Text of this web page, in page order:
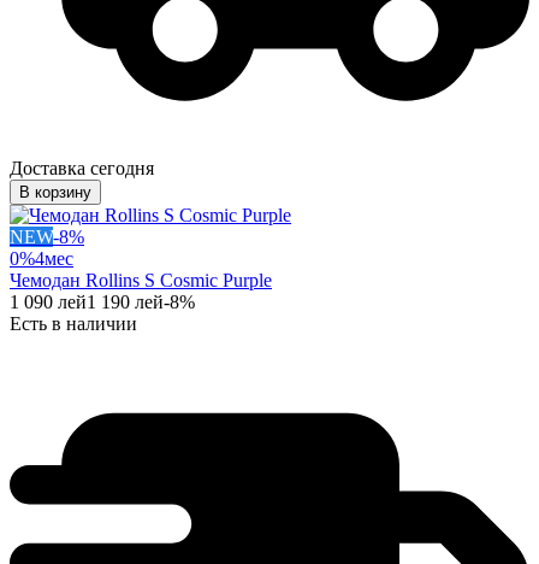
Доставка сегодня
В корзину
NEW-8%
0%4мес
Чемодан Rollins S Cosmic Purple
1 090 лей1 190 лей-8%
Есть в наличии